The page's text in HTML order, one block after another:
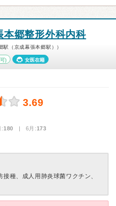
本郷整形外科内科
（京成幕張本郷駅））
) 女医在籍
3.69
:180 | 6月:173
接種、成人用肺炎球菌ワクチン、